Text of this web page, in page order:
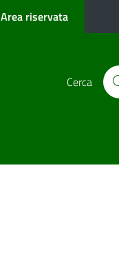
Area riservata
Cerca